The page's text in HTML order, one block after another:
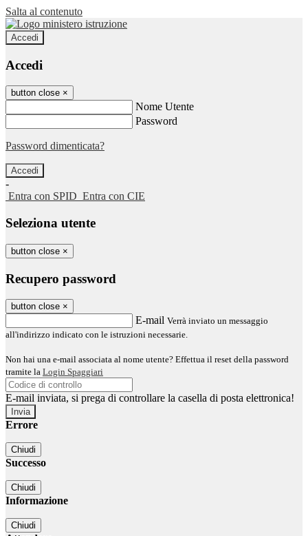
Salta al contenuto
Accedi
Accedi
button close ×
Nome Utente
Password
Password dimenticata?
-
Entra con SPID Entra con CIE
Seleziona utente
button close ×
Recupero password
button close ×
E-mail Verrà inviato un messaggio
all'indirizzo indicato con le istruzioni necessarie.
Non hai una e-mail associata al nome utente? Effettua il reset della password
tramite la Login Spaggiari
E-mail inviata, si prega di controllare la casella di posta elettronica!
Errore
Chiudi
Successo
Chiudi
Informazione
Chiudi